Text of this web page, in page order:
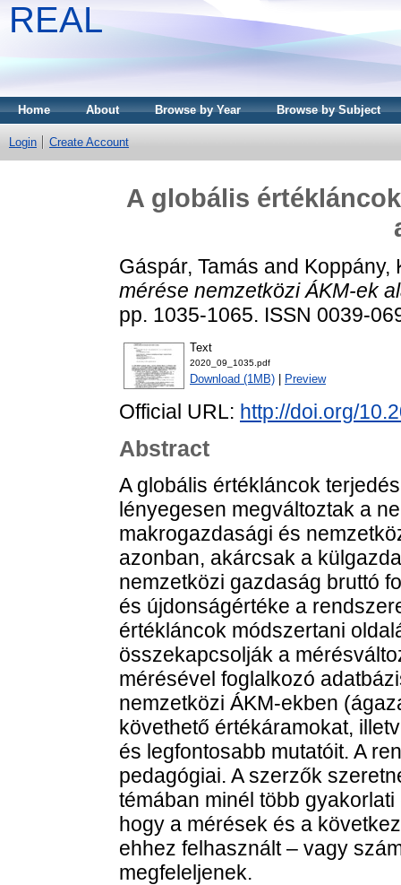
REAL
Home About Browse by Year Browse by Subject
Login Create Account
A globális
Gáspár, Tamás and Koppány,
mérése nemzetközi ÁKM-ek
pp. 1035-1065. ISSN 0039-
Text
2020_09_1035.pdf
Download (1MB) Preview
Official URL: http://doi.org/
Abstract
A globális értékláncok
lényegesen megváltoztak a
makrogazdasági és
azonban, akárcsak a
nemzetközi gazdaság bruttó
és újdonságértéke a
értékláncok módszertani
összekapcsolják a
mérésével foglalkozó
nemzetközi ÁKM-ekben
követhető értékáramokat,
és legfontosabb mutatóit. A
pedagógiai. A szerzők
témában minél több
hogy a mérések és a
ehhez felhasznált – vagy
megfeleljenek.